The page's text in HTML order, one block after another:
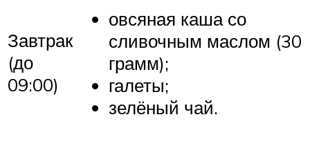
Завтрак
(до
09:00)
овсяная каша со
сливочным маслом (30
грамм);
галеты;
зелёный чай.